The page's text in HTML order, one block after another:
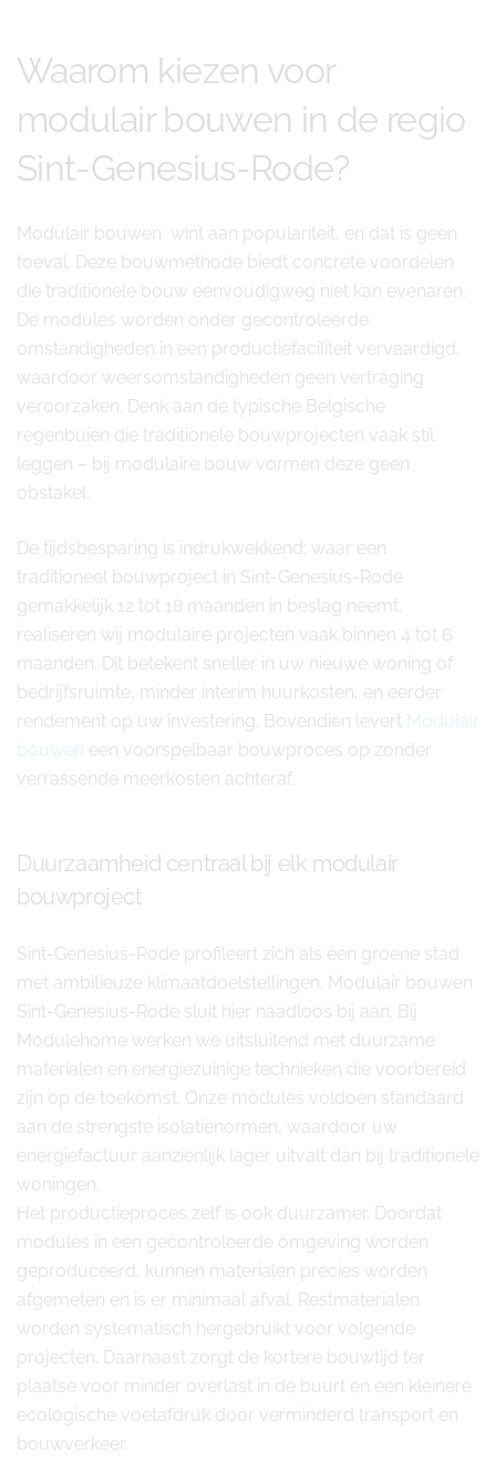
Waarom kiezen voor
modulair bouwen in de regio
Sint-Genesius-Rode?
Modulair bouwen wint aan populariteit, en dat is geen
toeval. Deze bouwmethode biedt concrete voordelen
die traditionele bouw eenvoudigweg niet kan evenaren.
De modules worden onder gecontroleerde
omstandigheden in een productiefaciliteit vervaardigd,
waardoor weersomstandigheden geen vertraging
veroorzaken. Denk aan de typische Belgische
regenbuien die traditionele bouwprojecten vaak stil
leggen – bij modulaire bouw vormen deze geen
obstakel.
De tijdsbesparing is indrukwekkend: waar een
traditioneel bouwproject in Sint-Genesius-Rode
gemakkelijk 12 tot 18 maanden in beslag neemt,
realiseren wij modulaire projecten vaak binnen 4 tot 6
maanden. Dit betekent sneller in uw nieuwe woning of
bedrijfsruimte, minder interim huurkosten, en eerder
rendement op uw investering. Bovendien levert Modulair
bouwen een voorspelbaar bouwproces op zonder
verrassende meerkosten achteraf.
Duurzaamheid centraal bij elk modulair
bouwproject
Sint-Genesius-Rode profileert zich als een groene stad
met ambitieuze klimaatdoelstellingen. Modulair bouwen
Sint-Genesius-Rode sluit hier naadloos bij aan. Bij
Modulehome werken we uitsluitend met duurzame
materialen en energiezuinige technieken die voorbereid
zijn op de toekomst. Onze modules voldoen standaard
aan de strengste isolatienormen, waardoor uw
energiefactuur aanzienlijk lager uitvalt dan bij traditionele
woningen.
Het productieproces zelf is ook duurzamer. Doordat
modules in een gecontroleerde omgeving worden
geproduceerd, kunnen materialen precies worden
afgemeten en is er minimaal afval. Restmaterialen
worden systematisch hergebruikt voor volgende
projecten. Daarnaast zorgt de kortere bouwtijd ter
plaatse voor minder overlast in de buurt en een kleinere
ecologische voetafdruk door verminderd transport en
bouwverkeer.